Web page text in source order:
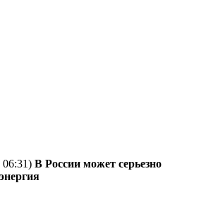
06:31) В России может серьезно